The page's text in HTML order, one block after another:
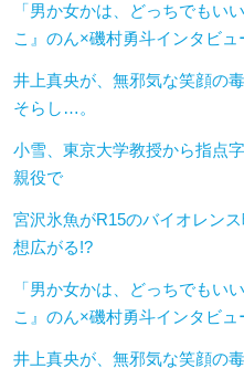
「男か女かは、どっちでもい
こ』のん×磯村勇斗インタビュ
井上真央が、無邪気な笑顔の
そらし…。
小雪、東京大学教授から指点
親役で
宮沢氷魚がR15のバイオレン
想広がる!?
「男か女かは、どっちでもい
こ』のん×磯村勇斗インタビュ
井上真央が、無邪気な笑顔の